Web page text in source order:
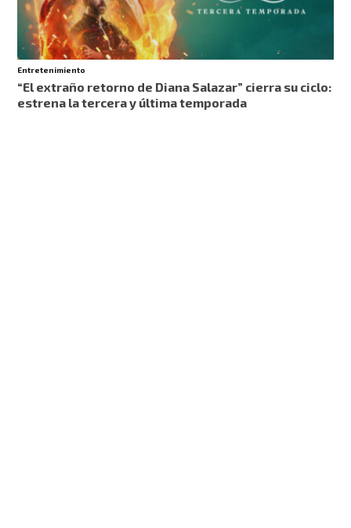
Entretenimiento
“El extraño retorno de Diana Salazar” cierra su ciclo:
estrena la tercera y última temporada